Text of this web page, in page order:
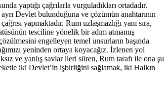
yaptığı çağrılarla vurguladıkları ortadadır.
Devlet bulunduğuna ve çözümün anahtarının
yapmaktadır. Rum uzlaşmazlığı yanı sıra,
tesciline yönelik bir adım atmamış
engelleyen temel unsurların başında
yeninden ortaya koyacağız. İzlenen yol
ve yanlış savlar ileri süren, Rum tarafı ile ona şu
iki Devlet’in işbirliğini sağlamak, iki Halkın